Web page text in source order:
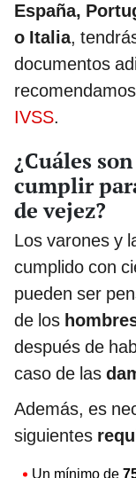
España,
o Italia,
documentos
IVSS.
¿Cuáles
cumplir
de vejez?
Los varones y
cumplido con
pueden ser
de los
después de
caso de las
Además, es
siguientes
Un mínimo de